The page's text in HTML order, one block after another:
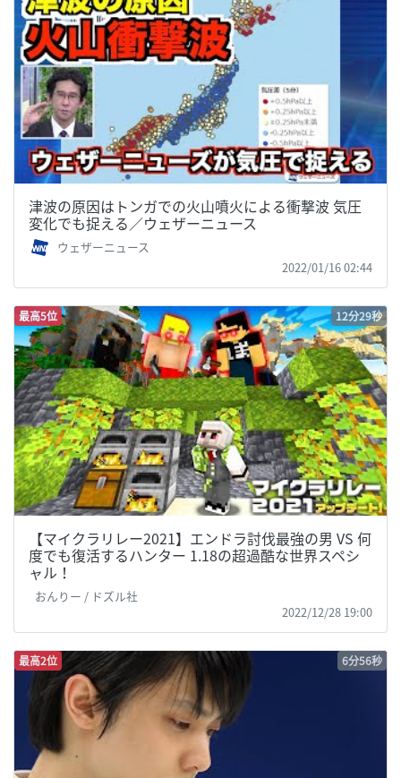
津波の原因はトンガでの火山噴火による衝撃波 気圧
変化でも捉える／ウェザーニュース
ウェザーニュース
2022/01/16 02:44
最高5位 12分29秒
【マイクラリレー2021】エンドラ討伐最強の男 VS 何
度でも復活するハンター 1.18の超過酷な世界スペシ
ャル！
おんりー / ドズル社
2022/12/28 19:00
最高2位 6分56秒